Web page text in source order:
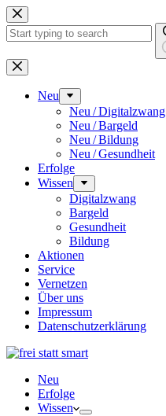
Zum
Inhalt
springen
Keine
Ergebnisse
Neu
Neu / Digitalzwang
Neu / Bargeld
Neu / Bildung
Neu / Gesundheit
Erfolge
Wissen
Digitalzwang
Bargeld
Gesundheit
Bildung
Aktionen
Service
Vernetzen
Über uns
Impressum
Datenschutz­erklärung
Neu
Erfolge
Wissen